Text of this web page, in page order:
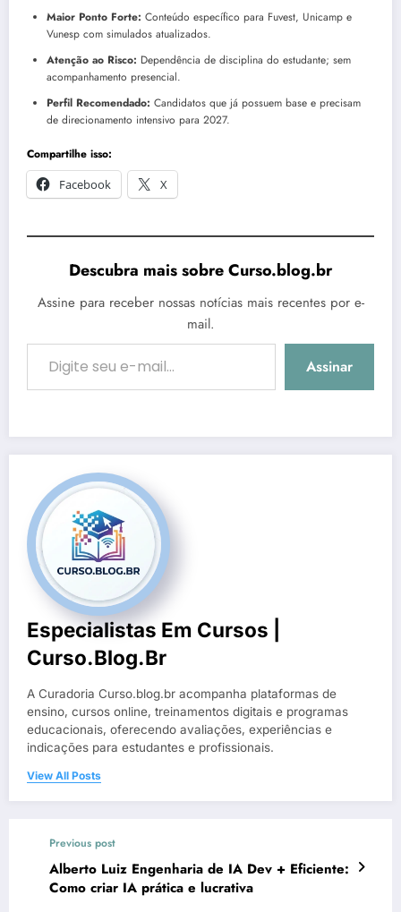
Maior Ponto Forte: Conteúdo específico para Fuvest, Unicamp e
Vunesp com simulados atualizados.
Atenção ao Risco: Dependência de disciplina do estudante; sem
acompanhamento presencial.
Perfil Recomendado: Candidatos que já possuem base e precisam
de direcionamento intensivo para 2027.
Compartilhe isso:
Facebook
X
Descubra mais sobre Curso.blog.br
Assine para receber nossas notícias mais recentes por e-
mail.
Digite seu e-mail…
Assinar
Especialistas Em Cursos |
Curso.blog.br
A Curadoria Curso.blog.br acompanha plataformas de
ensino, cursos online, treinamentos digitais e programas
educacionais, oferecendo avaliações, experiências e
indicações para estudantes e profissionais.
View All Posts
Previous post
Alberto Luiz Engenharia de IA Dev + Eficiente:
Como criar IA prática e lucrativa